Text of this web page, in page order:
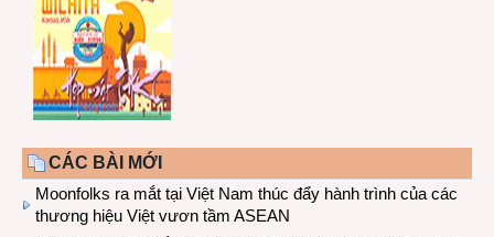
CÁC BÀI MỚI
Moonfolks ra mắt tại Việt Nam thúc đẩy hành trình của các
thương hiệu Việt vươn tầm ASEAN